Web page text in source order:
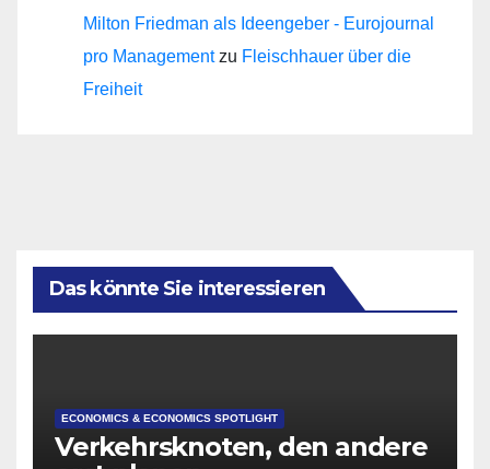
Milton Friedman als Ideengeber - Eurojournal
pro Managementzu Fleischhauer über die
Freiheit
Das könnte Sie interessieren
ECONOMICS & ECONOMICS SPOTLIGHT
Verkehrsknoten, den andere